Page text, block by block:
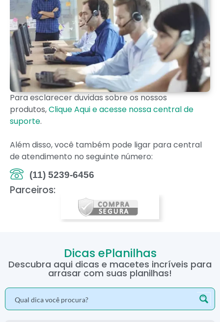
Para esclarecer duvidas sobre os nossos
produtos,Clique Aqui e acesse nossa central de
suporte.
Além disso, você também pode ligar para central
de atendimento no seguinte número:
(11) 5239-6456
Parceiros:
Dicas ePlanilhas
Descubra aqui dicas e macetes incríveis para
arrasar com suas planilhas!